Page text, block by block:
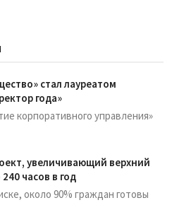
стал лауреатом
года»
корпоративного управления»
увеличивающий верхний
часов в год
около 90% граждан готовы